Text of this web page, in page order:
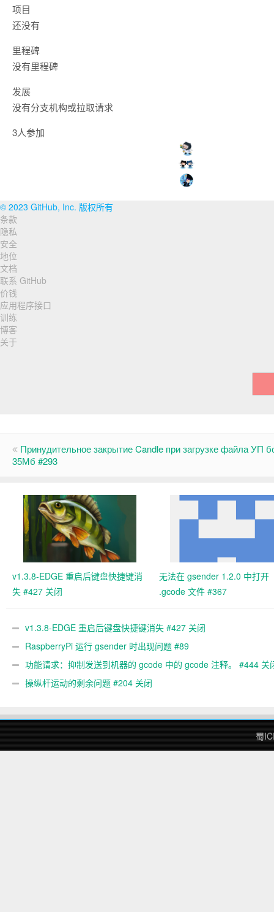
项目
还没有
里程碑
没有里程碑
发展
没有分支机构或拉取请求
3人参加
© 2023 GitHub, Inc. 版权所有
页
脚
导
航
条款
隐私
安全
地位
文档
联系 GitHub
价钱
应用程序接口
训练
博客
关于
Принудительное закрытие Candle при загрузке файла УП
35Мб #293
v1.3.8-EDGE 重启后键盘快捷键消
失 #427 关闭
无法在 gsender 1.2.0 中打开
.gcode 文件 #367
v1.3.8-EDGE 重启后键盘快捷键消失 #427 关闭
RaspberryPi 运行 gsender 时出现问题 #89
功能请求：抑制发送到机器的 gcode 中的 gcode 注释。 #444 关
操纵杆运动的剩余问题 #204 关闭
蜀